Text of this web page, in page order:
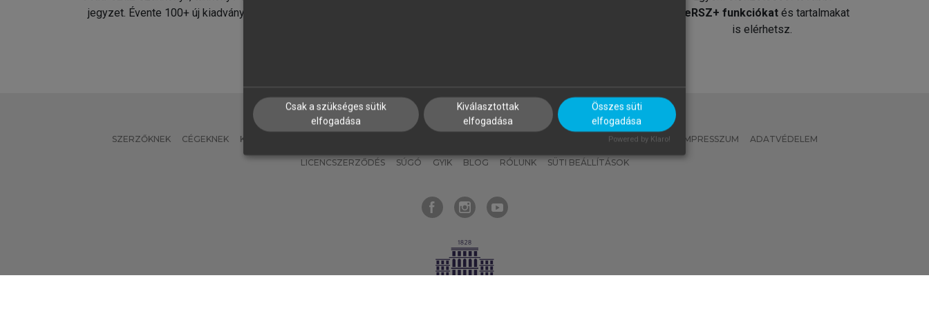
jegyzet. Évente 100+ új kiadvány.
MeRSZ+ funkciókat és tartalmakat
is elérhetsz.
SZERZŐKNEK CÉGEKNEK KÖNYVTÁROSOKNAK MI – ÁLTALÁNOS IRÁNYELVEK IMPRESSZUM ADATVÉDELEM
LICENCSZERZŐDÉS SÚGÓ GYIK BLOG RÓLUNK SÜTI BEÁLLÍTÁSOK
Csak a szükséges sütik
elfogadása
Kiválasztottak
elfogadása
Összes süti
elfogadása
Powered by Klaro!